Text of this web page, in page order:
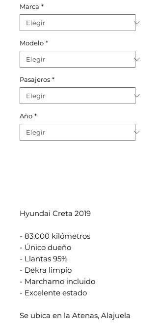
Marca *
Modelo *
Pasajeros *
Año *
Hyundai Creta 2019
- 83.000 kilómetros
- Único dueño
- Llantas 95%
- Dekra limpio
- Marchamo incluido
- Excelente estado
Se ubica en la Atenas, Alajuela